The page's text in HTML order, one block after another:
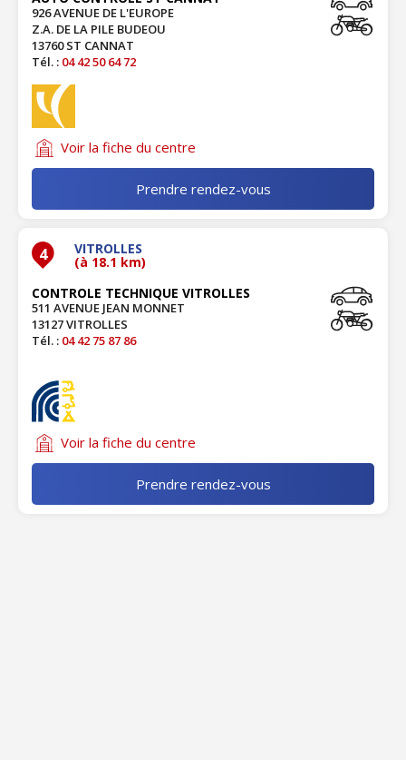
926 AVENUE DE L'EUROPE
Z.A. DE LA PILE BUDEOU
13760 ST CANNAT
Tél. : 04 42 50 64 72
Voir la fiche du centre
Prendre rendez-vous
4 VITROLLES
(à 18.1 km)
CONTROLE TECHNIQUE VITROLLES
511 AVENUE JEAN MONNET
13127 VITROLLES
Tél. : 04 42 75 87 86
Voir la fiche du centre
Prendre rendez-vous